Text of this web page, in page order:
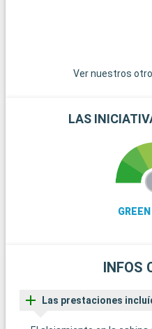
Ver nuestros
LAS
INFOS
Las prestaciones